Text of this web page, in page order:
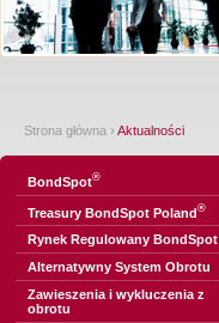
Strona główna › Aktualności
BondSpot®
Treasury BondSpot Poland®
Rynek Regulowany BondSpot
Alternatywny System Obrotu
Zawieszenia i wykluczenia z
obrotu